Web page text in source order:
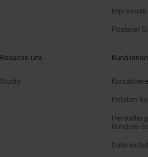
Impressum
Positiver
Besuche uns
Studio
Peloton
Rundum-